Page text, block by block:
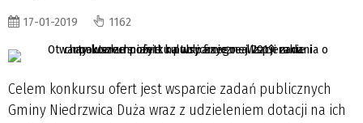
17-01-2019 1162
Celem konkursu ofert jest wsparcie zadań publicznych
Gminy Niedrzwica Duża wraz z udzieleniem dotacji na ich